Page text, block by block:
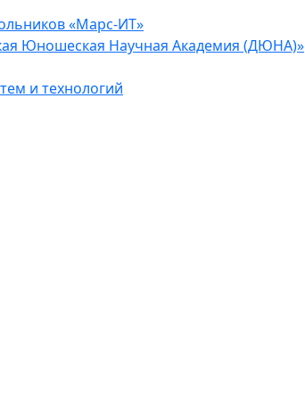
«Марс-ИТ»
Юношеская Научная Академия (ДЮНА)»
и технологий